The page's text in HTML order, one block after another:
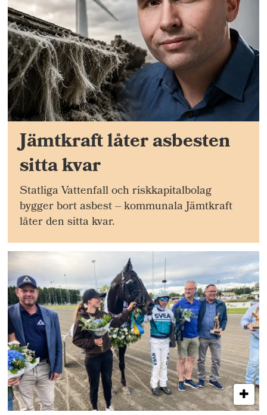
Jämtkraft låter asbesten
sitta kvar
Statliga Vattenfall och riskkapitalbolag
bygger bort asbest – kommunala Jämtkraft
låter den sitta kvar.